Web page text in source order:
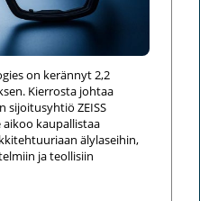
on kerännyt 2,2
Kierrosta johtaa
sijoitusyhtiö ZEISS
aikoo kaupallistaa
älylaseihin,
ja teollisiin